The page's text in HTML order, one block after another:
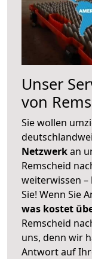
Unser
von
Sie wollen
Netzwerkan
Remscheid
weiterwissen
Sie! Wenn Sie
was kostet
Remscheid
uns, denn wir
Antwort auf